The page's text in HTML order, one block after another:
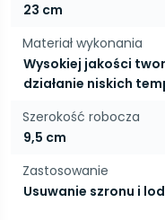
23 cm
Materiał wykonania
Wysokiej jakości
działanie niskich
Szerokość robocza
9,5 cm
Zastosowanie
Usuwanie szronu i